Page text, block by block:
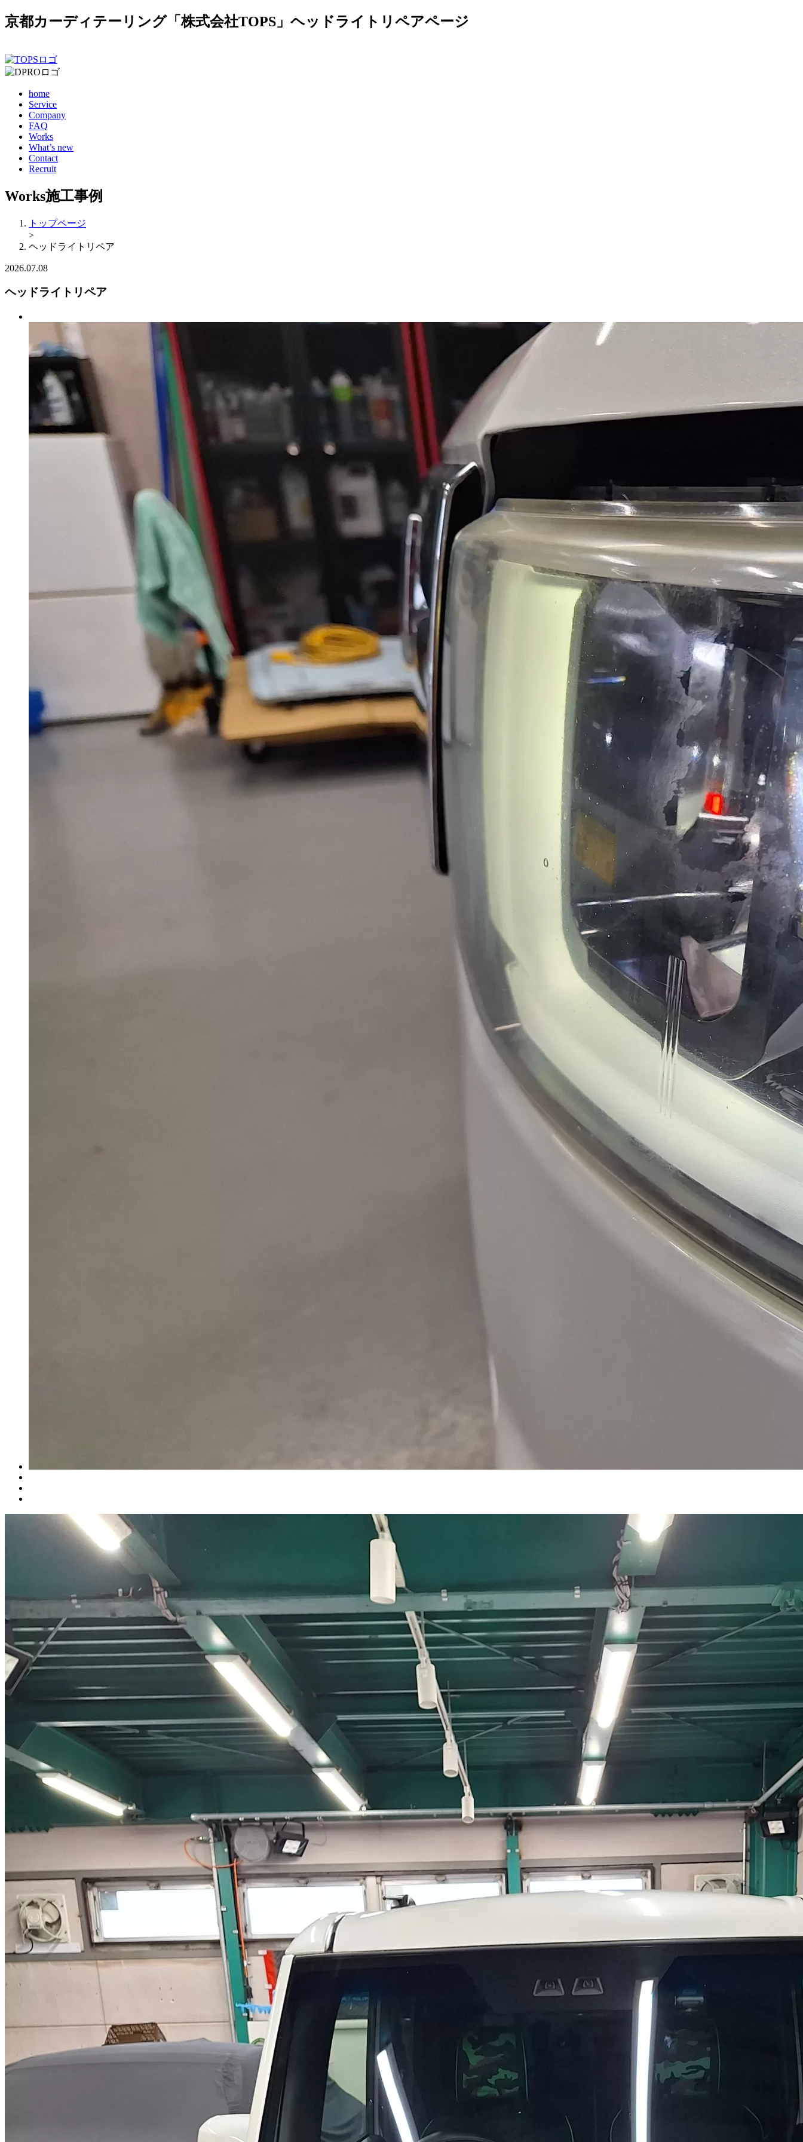
京都カーディテーリング「株式会社TOPS」ヘッドライトリペアページ
home
Service
Company
FAQ
Works
What’s new
Contact
Recruit
Works施工事例
トップページ
>
ヘッドライトリペア
2026.07.08
ヘッドライトリペア